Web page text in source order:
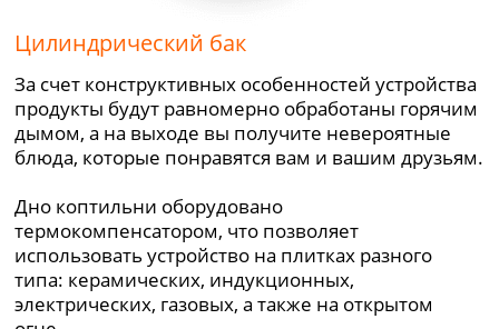
Цилиндрический бак
За счет конструктивных особенностей устройства
продукты будут равномерно обработаны горячим
дымом, а на выходе вы получите невероятные
блюда, которые понравятся вам и вашим друзьям.
Дно коптильни оборудовано
термокомпенсатором, что позволяет
использовать устройство на плитках разного
типа: керамических, индукционных,
электрических, газовых, а также на открытом